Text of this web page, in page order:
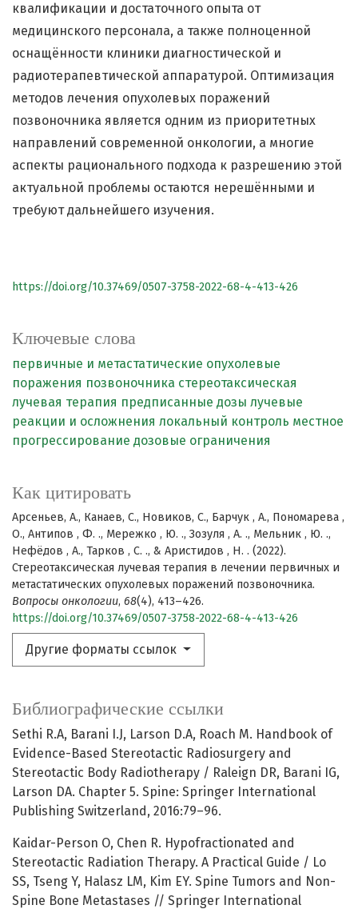
Ключевые слова
первичные и метастатические опухолевые
поражения позвоночника стереотаксическая
лучевая терапия предписанные дозы лучевые
реакции и осложнения локальный контроль местное
прогрессирование дозовые ограничения
Как цитировать
Арсеньев, А., Канаев, С., Новиков, С., Барчук , А., Пономарева ,
О., Антипов , Ф. ., Мережко , Ю. ., Зозуля , А. ., Мельник , Ю. .,
Нефёдов , А., Тарков , С. ., & Аристидов , Н. . (2022).
Стереотаксическая лучевая терапия в лечении первичных и
метастатических опухолевых поражений позвоночника.
Вопросы онкологии, 68(4), 413–426.
https://doi.org/10.37469/0507-3758-2022-68-4-413-426
Другие форматы ссылок
квалификации и достаточного опыта от
медицинского персонала, а также полноценной
оснащённости клиники диагностической и
радиотерапевтической аппаратурой. Оптимизация
методов лечения опухолевых поражений
позвоночника является одним из приоритетных
направлений современной онкологии, а многие
аспекты рационального подхода к разрешению этой
актуальной проблемы остаются нерешёнными и
требуют дальнейшего изучения.
https://doi.org/10.37469/0507-3758-2022-68-4-413-426
Библиографические ссылки
Sethi R.A, Barani I.J, Larson D.A, Roach M. Handbook of
Evidence-Based Stereotactic Radiosurgery and
Stereotactic Body Radiotherapy / Raleign DR, Barani IG,
Larson DA. Chapter 5. Spine: Springer International
Publishing Switzerland, 2016:79–96.
Kaidar-Person О, Chen R. Hypofractionated and
Stereotactic Radiation Therapy. A Practical Guide / Lo
SS, Tseng Y, Halasz LM, Kim EY. Spine Tumors and Non-
Spine Bone Metastases // Springer International